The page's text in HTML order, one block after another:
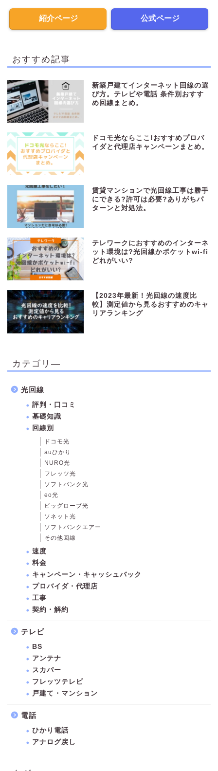
紹介ページ 公式ページ
おすすめ記事
新築戸建てインターネット回線の選
び方。テレビや電話 条件別おすす
め回線まとめ。
ドコモ光ならここ!おすすめプロバ
イダと代理店キャンペーンまとめ。
賃貸マンションで光回線工事は勝手
にできる?許可は必要?ありがちパ
ターンと対処法。
テレワークにおすすめのインターネ
ット環境は?光回線かポケットwi-fi
どれがいい?
【2023年最新！光回線の速度比
較】測定値から見るおすすめのキャ
リアランキング
カテゴリ―
光回線
評判・口コミ
基礎知識
回線別
ドコモ光
auひかり
NURO光
フレッツ光
ソフトバンク光
eo光
ビッグローブ光
ソネット光
ソフトバンクエアー
その他回線
速度
料金
キャンペーン・キャッシュバック
プロバイダ・代理店
工事
契約・解約
テレビ
BS
アンテナ
スカパー
フレッツテレビ
戸建て・マンション
電話
ひかり電話
アナログ戻し